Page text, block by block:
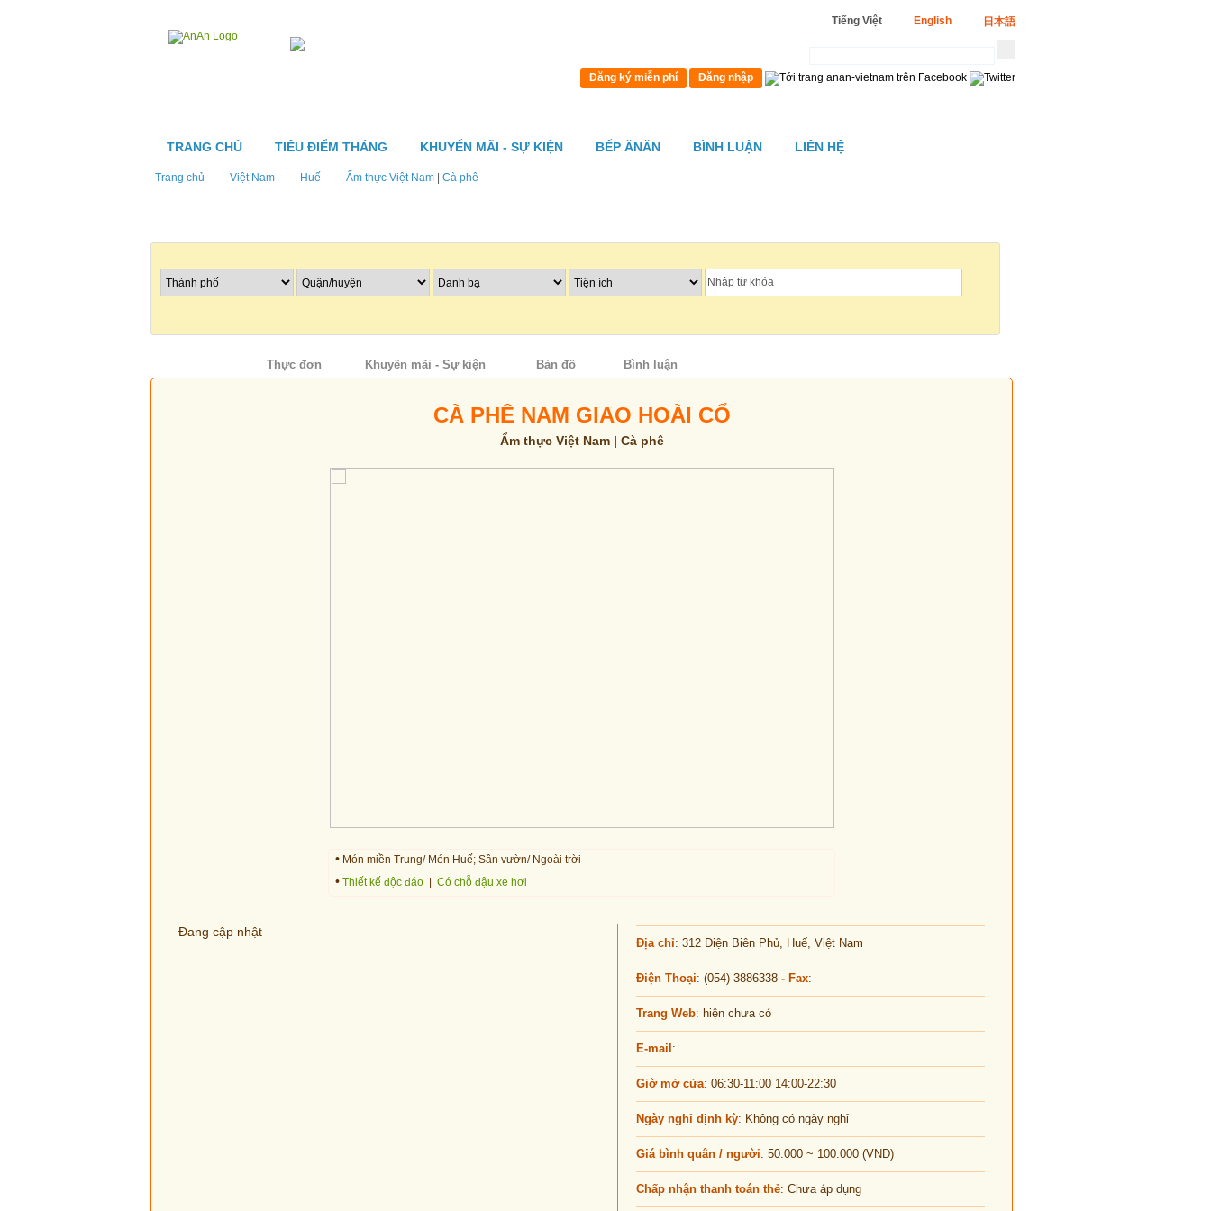
TRANG CHỦ TIÊU ĐIỂM THÁNG KHUYẾN MÃI - SỰ KIỆN BẾP ĂNĂN BÌNH LUẬN LIÊN HỆ
日本語
English
Tiếng Việt
Đăng ký miễn phí Đăng nhập
Trang chủ Việt Nam Huế Ẩm thực Việt Nam Cà phê
Thực đơn Khuyến mãi - Sự kiện Bản đồ Bình luận
CÀ PHÊ NAM GIAO HOÀI CỔ
Ẩm thực Việt Nam | Cà phê
• Món miền Trung/ Món Huế; Sân vườn/ Ngoài trời
• Thiết kế độc đáo Có chỗ đậu xe hơi
Đang cập nhật
Địa chỉ: 312 Điện Biên Phủ, Huế, Việt Nam
Điện Thoại: (054) 3886338 - Fax:
Trang Web: hiện chưa có
E-mail :
Giờ mở cửa: 06:30-11:00 14:00-22:30
Ngày nghỉ định kỳ: Không có ngày nghỉ
Giá bình quân / người: 50.000 ~ 100.000 (VND)
Chấp nhận thanh toán thẻ: Chưa áp dụng